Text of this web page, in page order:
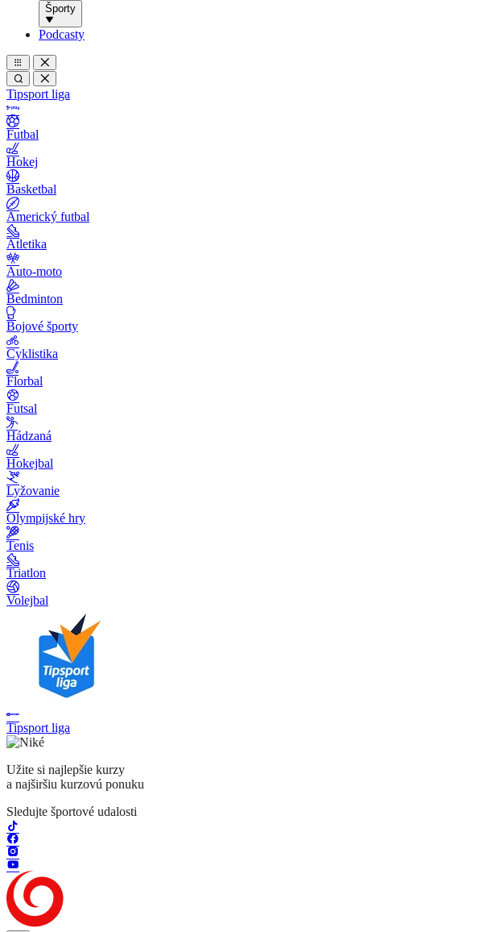
Športy
Podcasty
Tipsport liga
Futbal
Hokej
Basketbal
Americký futbal
Atletika
Auto-moto
Bedminton
Bojové športy
Cyklistika
Florbal
Futsal
Hádzaná
Hokejbal
Lyžovanie
Olympijské hry
Tenis
Triatlon
Volejbal
Tipsport liga
Užite si najlepšie kurzy
a najširšiu kurzovú ponuku
Sledujte športové udalosti